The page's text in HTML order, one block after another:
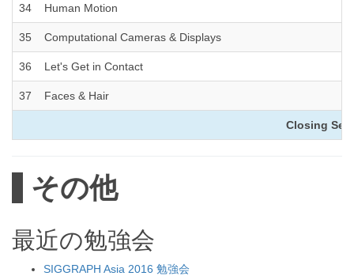
34 Human Motion
35 Computational Cameras & Displays
36 Let's Get in Contact
37 Faces & Hair
Closing
その他
最近の勉強会
SIGGRAPH Asia 2016 勉強会